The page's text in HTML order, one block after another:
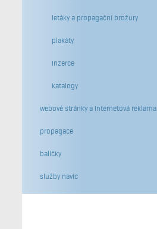
letáky a propagační brožury
plakáty
inzerce
katalogy
webové stránky a internetová reklama
propagace
balíčky
služby navíc